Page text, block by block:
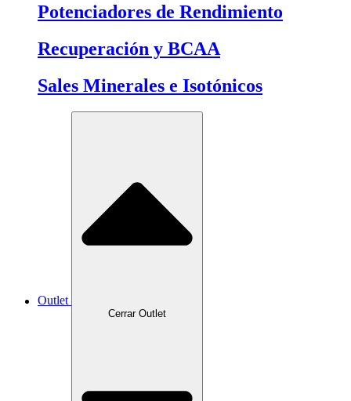
Potenciadores de Rendimiento
Recuperación y BCAA
Sales Minerales e Isotónicos
Outlet
Cerrar Outlet